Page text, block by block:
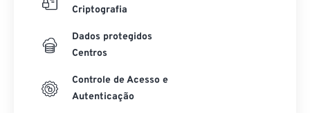
Criptografia
Dados protegidos
Centros
Controle de Acesso e
Autenticação